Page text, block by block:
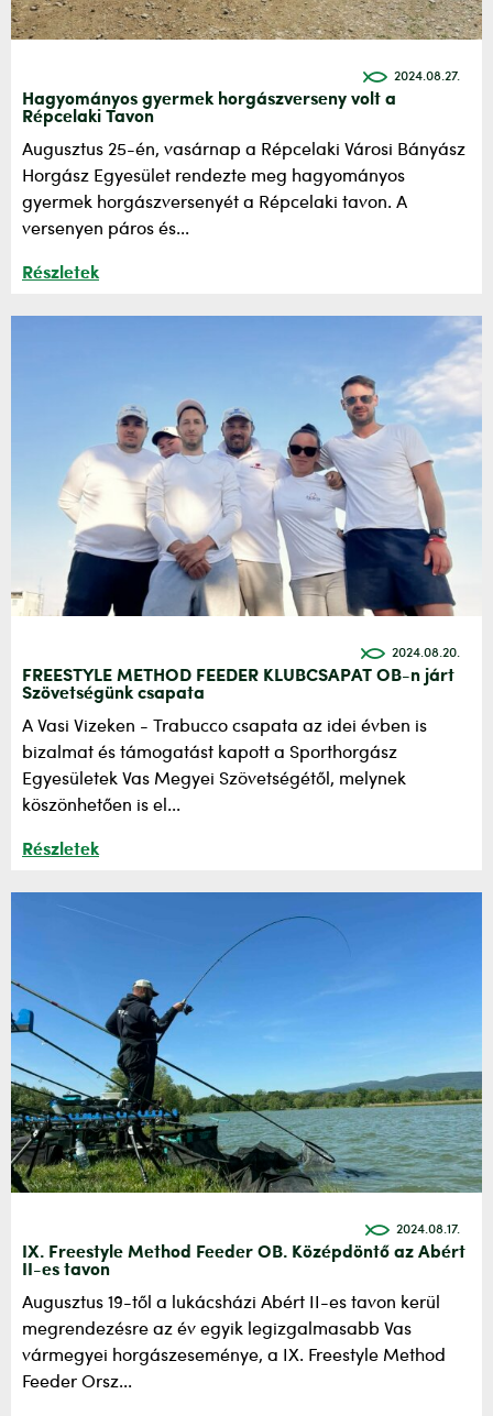
2024.08.27.
Hagyományos gyermek horgászverseny volt a
Répcelaki Tavon
Augusztus 25-én, vasárnap a Répcelaki Városi Bányász
Horgász Egyesület rendezte meg hagyományos
gyermek horgászversenyét a Répcelaki tavon. A
versenyen páros és...
Részletek
2024.08.20.
FREESTYLE METHOD FEEDER KLUBCSAPAT OB-n járt
Szövetségünk csapata
A Vasi Vizeken - Trabucco csapata az idei évben is
bizalmat és támogatást kapott a Sporthorgász
Egyesületek Vas Megyei Szövetségétől, melynek
köszönhetően is el...
Részletek
2024.08.17.
IX. Freestyle Method Feeder OB. Középdöntő az Abért
II-es tavon
Augusztus 19-től a lukácsházi Abért II-es tavon kerül
megrendezésre az év egyik legizgalmasabb Vas
vármegyei horgászeseménye, a IX. Freestyle Method
Feeder Orsz...